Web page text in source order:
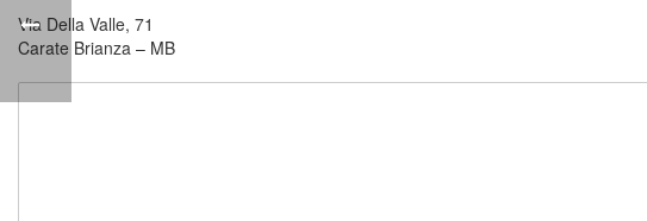
Via Della Valle, 71
Carate Brianza – MB